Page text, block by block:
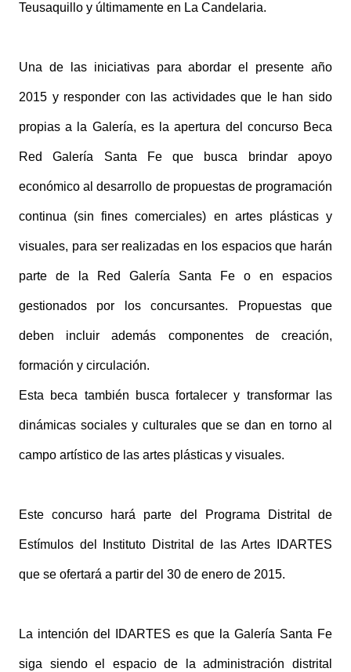
Teusaquillo y últimamente en La Candelaria.
Una de las iniciativas para abordar el presente año
2015 y responder con las actividades que le han sido
propias a la Galería, es la apertura del concurso Beca
Red Galería Santa Fe que busca brindar apoyo
económico al desarrollo de propuestas de programación
continua (sin fines comerciales) en artes plásticas y
visuales, para ser realizadas en los espacios que harán
parte de la Red Galería Santa Fe o en espacios
gestionados por los concursantes. Propuestas que
deben incluir además componentes de creación,
formación y circulación.
Esta beca también busca fortalecer y transformar las
dinámicas sociales y culturales que se dan en torno al
campo artístico de las artes plásticas y visuales.
Este concurso hará parte del Programa Distrital de
Estímulos del Instituto Distrital de las Artes IDARTES
que se ofertará a partir del 30 de enero de 2015.
La intención del IDARTES es que la Galería Santa Fe
siga siendo el espacio de la administración distrital